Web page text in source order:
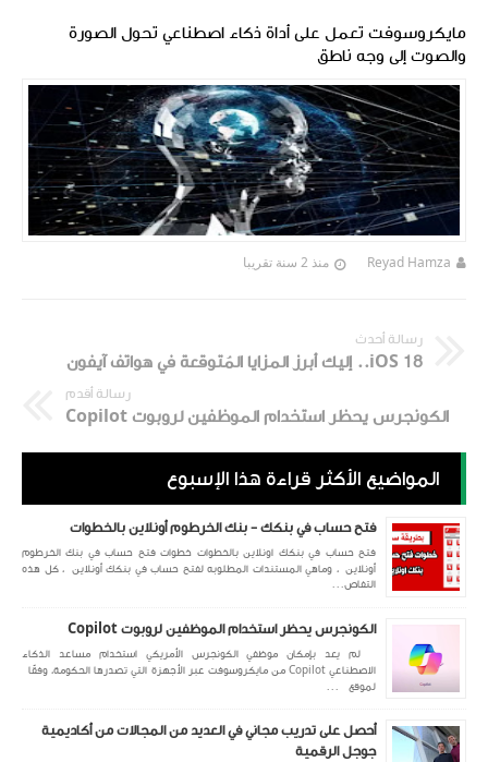
مايكروسوفت تعمل على أداة ذكاء اصطناعي تحول الصورة
والصوت إلى وجه ناطق
Reyad Hamza منذ 2 سنة تقريبا
رسالة أحدث
iOS 18.. إليك أبرز المزايا المُتوقعة في هواتف آيفون
رسالة أقدم
الكونجرس يحظر استخدام الموظفين لروبوت Copilot
المواضيع الأكثر قراءة هذا الإسبوع
فتح حساب في بنكك - بنك الخرطوم أونلاين بالخطوات
فتح حساب في بنكك اونلاين بالخطوات خطوات فتح حساب في بنك الخرطوم
أونلاين ، وماهي المستندات المطلوبه لفتح حساب في بنكك أونلاين ، كل هذه
التفاص...
الكونجرس يحظر استخدام الموظفين لروبوت Copilot
لم يعد بإمكان موظفي الكونجرس الأمريكي استخدام مساعد الذكاء
الاصطناعي Copilot من مايكروسوفت عبر الأجهزة التي تصدرها الحكومة، وفقًا
لموقع ...
أحصل على تدريب مجاني في العديد من المجالات من أكاديمية
جوجل الرقمية